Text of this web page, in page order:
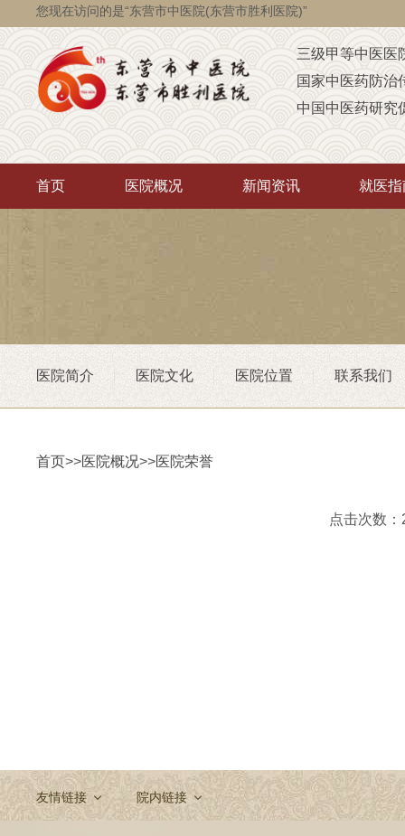
您现在访问的是“东营市中医院(东营市胜利医院)”
三级甲等中医医
国家中医药防治
中国中医药研究
省级智障儿童康
山东省AAA级定
首页 医院概况 新闻资讯 就医
医院简介 医院文化 医院位置 联系我们
首页>>医院概况>>医院荣誉
点击次数
友情链接 院内链接